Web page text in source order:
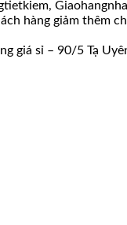
hàng giảm thêm
giá sỉ – 90/5 Tạ